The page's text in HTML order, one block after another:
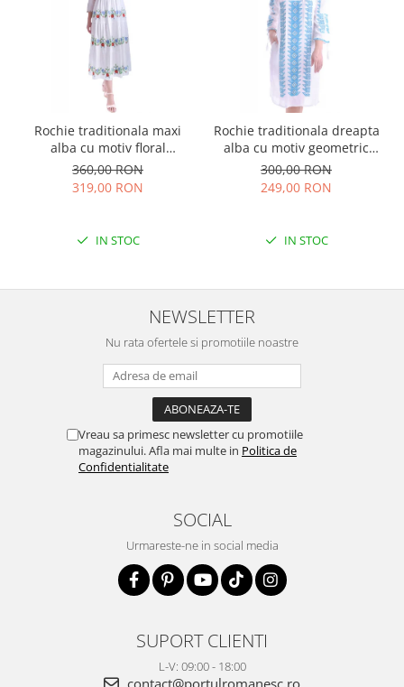
Rochie traditionala maxi
alba cu motiv floral
multicolor Sanziana
360,00 RON
319,00 RON
IN STOC
Rochie traditionala dreapta
alba cu motiv geometric
albastru Tania
300,00 RON
249,00 RON
IN STOC
NEWSLETTER
Nu rata ofertele si promotiile noastre
Vreau sa primesc newsletter cu promotiile
magazinului. Afla mai multe in Politica de
Confidentialitate
SOCIAL
Urmareste-ne in social media
SUPORT CLIENTI
L-V: 09:00 - 18:00
contact@portulromanesc.ro